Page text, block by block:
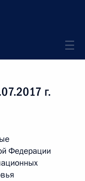
г.
Федерации